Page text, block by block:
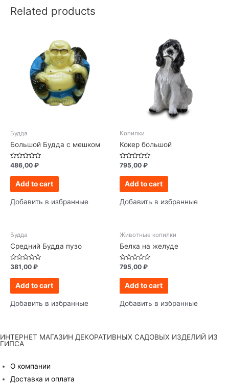
Related products
Будда
Большой Будда с мешком
Rated
out
486,00 ₽
Add to cart
Добавить в избранные
Копилки
Кокер большой
Rated
out
795,00 ₽
Add to cart
Добавить в избранные
Будда
Средний Будда пузо
Rated
0
out
381,00 ₽
Add to cart
Добавить в избранные
Животные копилки
Белка на желуде
Rated
0
out
795,00 ₽
Add to cart
Добавить в избранные
ИНТЕРНЕТ МАГАЗИН ДЕКОРАТИВНЫХ САДОВЫХ ИЗДЕЛИЙ ИЗ
ГИПСА
О компании
Доставка и оплата